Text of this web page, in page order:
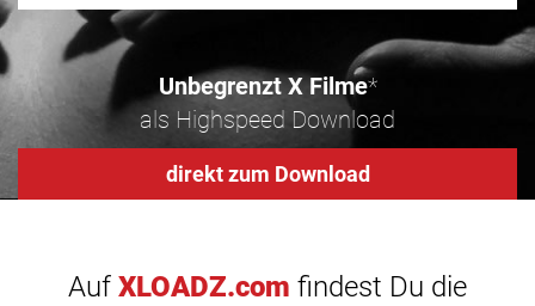
Unbegrenzt X Filme*
als Highspeed Download
direkt zum Download
Auf XLOADZ.com findest Du die